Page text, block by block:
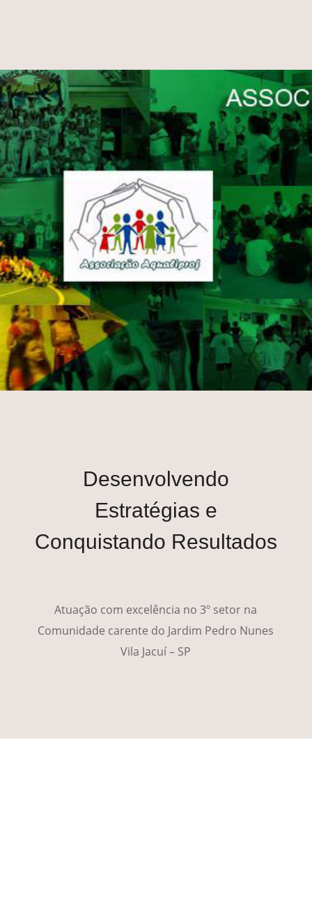
Associação
Aqualiprof
ASSOCIAÇÃO PARA QUALIFICAÇÃO
PROFISSIONAL E SOCIAL DOS MORADORES DO
JARDIM PEDRO JOSÉ NUNES
SAIBA MAIS
PARTICIPE
Desenvolvendo
Estratégias e
Conquistando Resultados
Atuação com excelência no 3º setor na
Comunidade carente do Jardim Pedro Nunes
Vila Jacuí – SP